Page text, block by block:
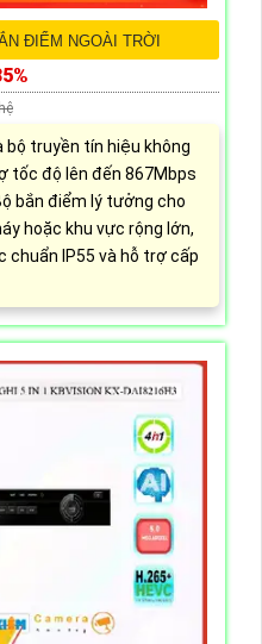
ĐIỂM NGOÀI TRỜI
bộ truyền tín hiệu không
tốc độ lên đến 867Mbps
bắn điểm lý tưởng cho
hoặc khu vực rộng lớn,
chuẩn IP55 và hỗ trợ cấp